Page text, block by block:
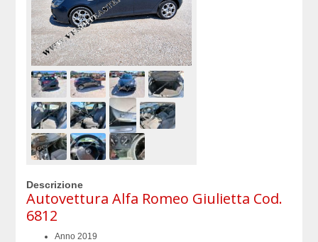
Descrizione
Autovettura Alfa Romeo Giulietta Cod.
6812
Anno 2019